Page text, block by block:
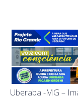
Uberaba -MG –